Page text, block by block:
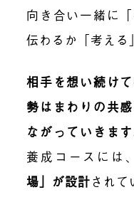
向き合い一緒に
伝わるか「考える
相手を想い続け
勢はまわりの共
ながっていきます
養成コースには
場」が設計されて